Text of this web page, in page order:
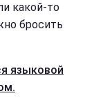
какой-то
бросить
языковой